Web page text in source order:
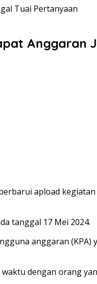
Tuai Pertanyaan
Anggaran
apload
tanggal 17 Mei 2024.
anggaran
dengan orang